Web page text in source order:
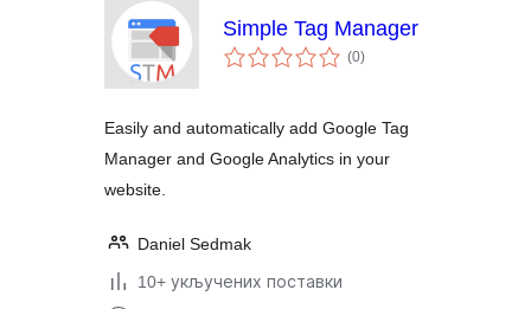
Simple Tag Manager
(0укупних
оцена
)
Easily and automatically add Google Tag
Manager and Google Analytics in your
website.
Daniel Sedmak
10+ укључених поставки